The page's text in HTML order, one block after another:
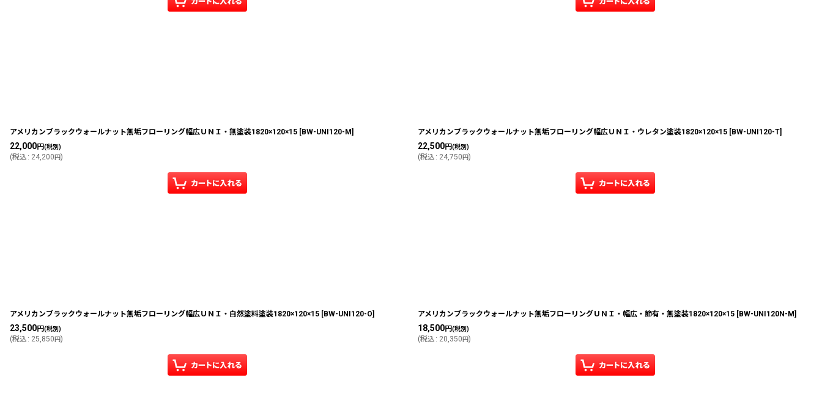
アメリカンブラックウォールナット無垢フローリング幅広ＵＮＩ・無塗装1820×120×15 [BW-UNI120-M]
22,000円(税別)
(税込 : 24,200 円)
アメリカンブラックウォールナット無垢フローリング幅広ＵＮＩ・ウレタン塗装1820×120×15 [BW-UNI120-T]
22,500円(税別)
(税込 : 24,750 円)
アメリカンブラックウォールナット無垢フローリング幅広ＵＮＩ・自然塗料塗装1820×120×15 [BW-UNI120-O]
23,500円(税別)
(税込 : 25,850 円)
アメリカンブラックウォールナット無垢フローリングＵＮＩ・幅広・節有・無塗装1820×120×15 [BW-UNI120N-M]
18,500円(税別)
(税込 : 20,350 円)